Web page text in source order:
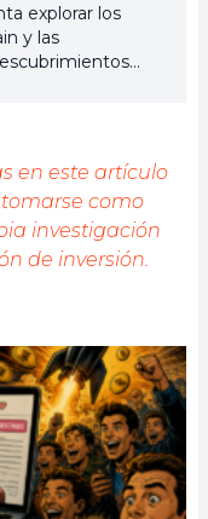
explorar los
y las
que
hacer esto
en este artículo
como
investigación
de inversión.